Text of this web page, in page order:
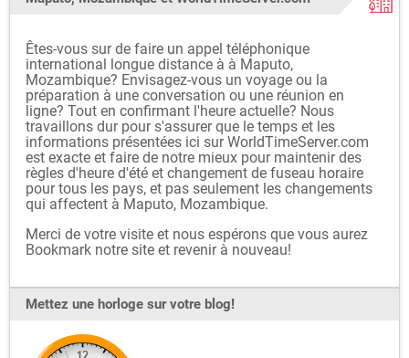
Êtes-vous sur de faire un appel téléphonique
international longue distance à à Maputo,
Mozambique? Envisagez-vous un voyage ou la
préparation à une conversation ou une réunion en
ligne? Tout en confirmant l'heure actuelle? Nous
travaillons dur pour s'assurer que le temps et les
informations présentées ici sur WorldTimeServer.com
est exacte et faire de notre mieux pour maintenir des
règles d'heure d'été et changement de fuseau horaire
pour tous les pays, et pas seulement les changements
qui affectent à Maputo, Mozambique.
Merci de votre visite et nous espérons que vous aurez
Bookmark notre site et revenir à nouveau!
Mettez une horloge sur votre blog!